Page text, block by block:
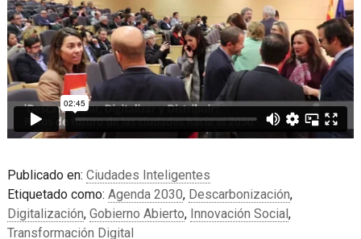
Publicado en: Ciudades Inteligentes
Etiquetado como: Agenda 2030, Descarbonización,
Digitalización, Gobierno Abierto, Innovación Social,
Transformación Digital